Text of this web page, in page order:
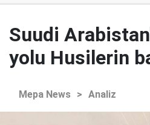
Suudi
yolu Husilerin
Mepa News > Analiz